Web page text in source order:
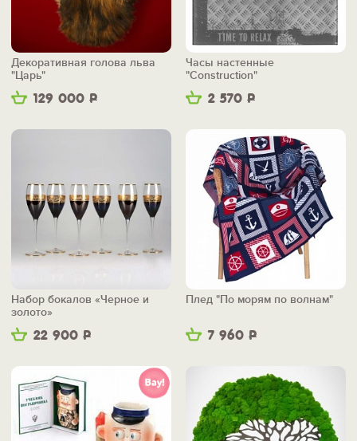
129 000 Р
Декоративная голова льва
"Царь"
2 570 Р
Часы настенные
"Construction"
22 900 Р
Набор бокалов «Черное и
золото»
7 960 Р
Плед "По морям по волнам"